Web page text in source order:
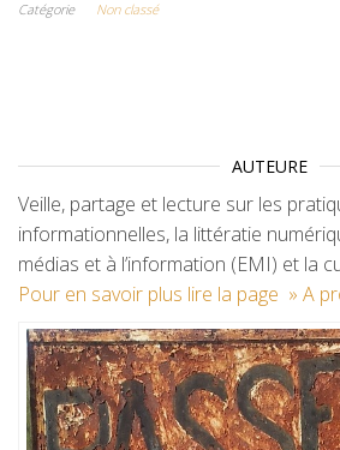
Catégorie Non classé
AUTEURE
Veille, partage et lecture sur les
informationnelles, la littératie
médias et à l’information (EMI) et la
Pour en savoir plus lire la page » A